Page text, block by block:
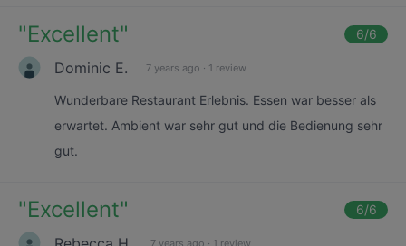
"Excellent" 6/6
Dominic E. 7 years ago · 1 review
Wunderbare Restaurant Erlebnis. Essen war besser als
erwartet. Ambient war sehr gut und die Bedienung sehr
gut.
"Excellent" 6/6
7 years ago · 1 review